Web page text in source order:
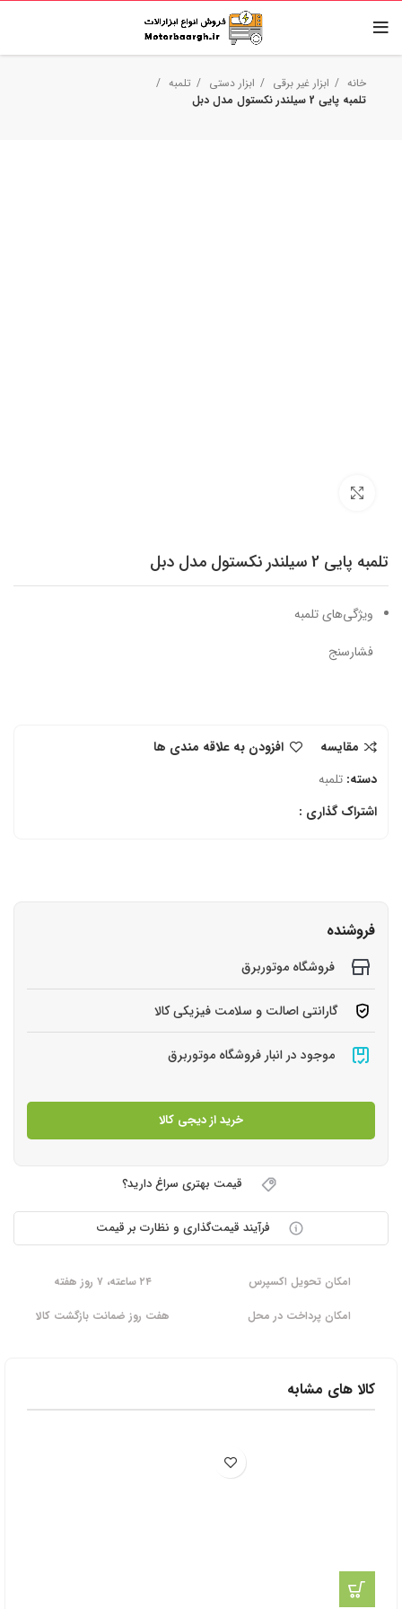
خانه ابزار غیر برقی ابزار دستی
تلمبه
تلمبه پایی 2 سیلندر نکستول مدل دبل
تلمبه پایی 2 سیلندر نکستول مدل دبل
ویژگی‌های تلمبه
فشارسنج
مقایسه
افزودن به علاقه مندی ها
دسته: تلمبه
اشتراک گذاری :
فروشنده
فروشگاه موتوربرق
گارانتی اصالت و سلامت فیزیکی کالا
موجود در انبار فروشگاه موتوربرق
خرید از دیجی کالا
قیمت بهتری سراغ دارید؟
فرآیند قیمت‌گذاری و نظارت بر قیمت
امکان تحویل اکسپرس
۲۴ ساعته، ۷ روز هفته
امکان پرداخت در محل
هفت روز ضمانت بازگشت کالا
کالا های مشابه